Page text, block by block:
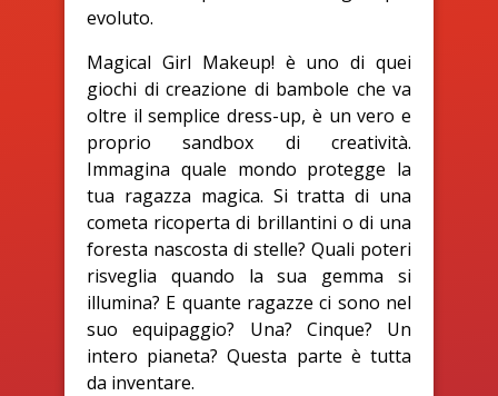
evoluto.
Magical Girl Makeup! è uno di quei
giochi di creazione di bambole che va
oltre il semplice dress-up, è un vero e
proprio sandbox di creatività.
Immagina quale mondo protegge la
tua ragazza magica. Si tratta di una
cometa ricoperta di brillantini o di una
foresta nascosta di stelle? Quali poteri
risveglia quando la sua gemma si
illumina? E quante ragazze ci sono nel
suo equipaggio? Una? Cinque? Un
intero pianeta? Questa parte è tutta
da inventare.